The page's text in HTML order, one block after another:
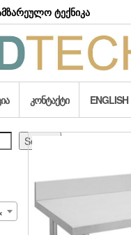
ტექნიკა
ᲙᲝᲜᲢᲐᲥᲢᲘ ENGLISH
Search